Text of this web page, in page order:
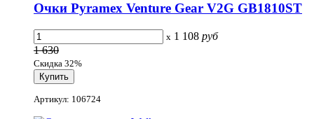
Очки Pyramex Venture Gear V2G GB1810ST
x 1 108 руб
1 630
Скидка 32%
Артикул: 106724